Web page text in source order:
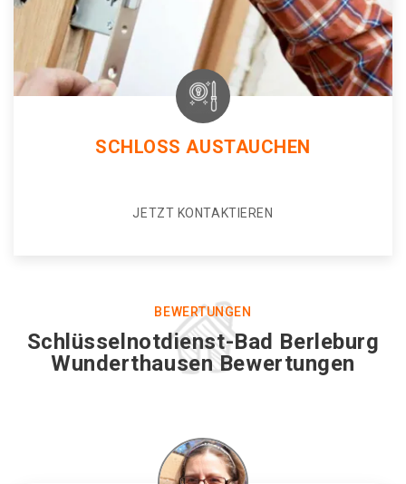
SCHLOSS AUSTAUCHEN
JETZT KONTAKTIEREN
BEWERTUNGEN
Schlüsselnotdienst-Bad Berleburg
Wunderthausen Bewertungen